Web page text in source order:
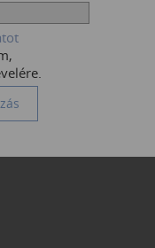
Clever
lists
Scenario
grouping,
and
Excel
tables Pivot